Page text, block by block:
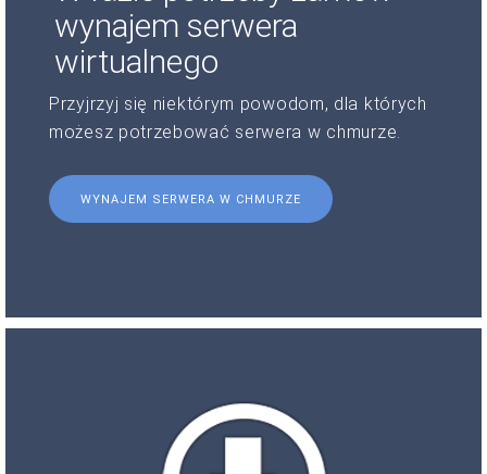
wynajem serwera
wirtualnego
Przyjrzyj się niektórym powodom, dla których
możesz potrzebować serwera w chmurze.
WYNAJEM SERWERA W CHMURZE